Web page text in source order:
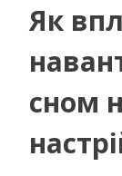
Як
сном